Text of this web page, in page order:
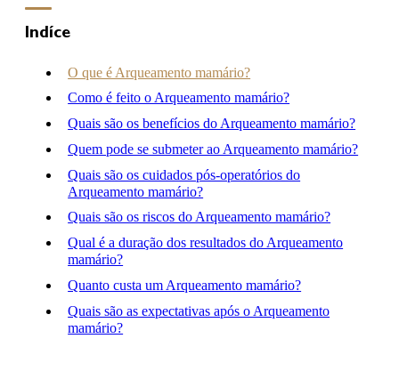
Online
Clínica
Hospital
(46) 3262-2727
atendimento@drademirpelizzarijr.com.br
Whatsapp
Indíce
O que é Arqueamento mamário?
Como é feito o Arqueamento mamário?
Quais são os benefícios do Arqueamento mamário?
Quem pode se submeter ao Arqueamento mamário?
Quais são os cuidados pós-operatórios do
Arqueamento mamário?
Quais são os riscos do Arqueamento mamário?
Qual é a duração dos resultados do Arqueamento
mamário?
Quanto custa um Arqueamento mamário?
Quais são as expectativas após o Arqueamento
mamário?